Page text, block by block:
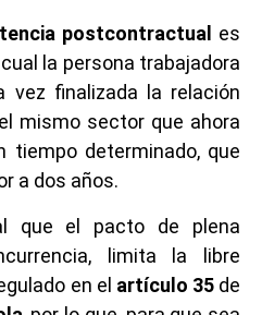
postcontractual es
la persona trabajadora
vez finalizada la relación
mismo sector que ahora
tiempo determinado, que
a dos años.
que el pacto de plena
limita la libre
en el artículo 35de